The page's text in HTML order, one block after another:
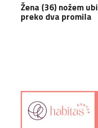
Žena (36) nožem
preko dva promila